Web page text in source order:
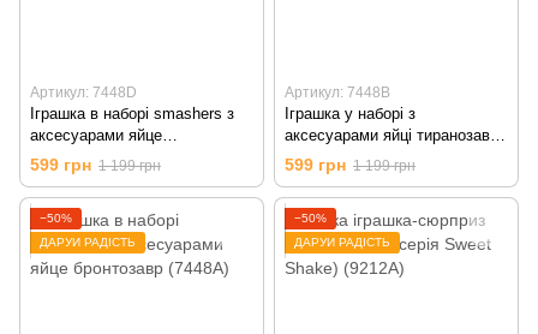
Артикул: 7448D
Іграшка в наборі smashers з
аксесуарами яйце
трицератопса (тиранозавр,
бронтозавр) (7448D)
599 грн 1 199 грн
Артикул: 7448B
Іграшка у наборі з
аксесуарами яйці тиранозавр
Smashers (7448B)
599 грн 1 199 грн
−50%
ДАРУЙ РАДІСТЬ
−50%
ДАРУЙ РАДІСТЬ